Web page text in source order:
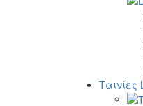
Ταινίες